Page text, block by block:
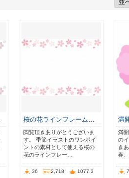
桜の花ラインフレーム…
閲覧頂きありがとうございま
す。 季節イラストのワンポイ
ントの素材として使える桜の
花のラインフレー…
36 2,718 1077.3
満
満
の
き
春
7